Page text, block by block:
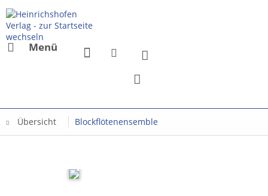
Menü
Übersicht Blockflötenensemble